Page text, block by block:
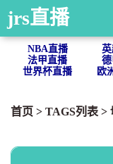
jrs直播
NBA直播
法甲直播
世界杯直播
欧
首页 > TAGS列表 >